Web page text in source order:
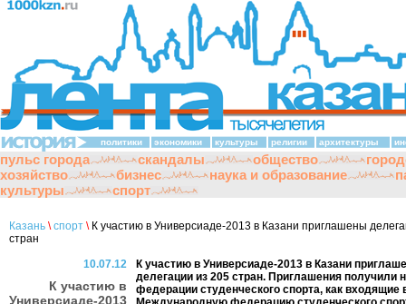
политики экономики культуры религии архитектуры
пульс города скандалы общество
хозяйство
бизнес наука и образование
культуры
спорт
Казань \ спорт \К участию в Универсиаде-2013 в Казани приглашены
стран
10.07.12
К участию в
Универсиаде-2013
К участию в Универсиаде-2013 в Казани
делегации из 205 стран. Приглашения получили
федерации студенческого спорта, как входящие